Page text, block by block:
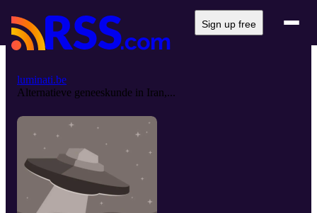
Sign up free
luminati.be
Alternatieve geneeskunde in Iran,...